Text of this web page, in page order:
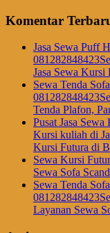
Komentar
Jasa Sewa Puff
Jasa Sewa Kursi
Sewa Tenda
Tenda Plafon,
Pusat Jasa
Kursi kuliah di
Kursi Futura di
Sewa Kursi
Sewa Sofa
Sewa Tenda
Layanan Sewa